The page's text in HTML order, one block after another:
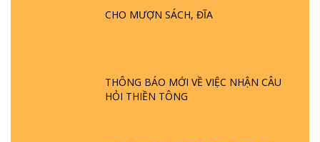
CHO MƯỢN SÁCH, ĐĨA
THÔNG BÁO MỚI VỀ VIỆC NHẬN CÂU
HỎI THIỀN TÔNG
GIẢI ĐÁP ĐẶC BIỆT P24 - TÁNH PHẬT
GIẢI ĐÁP ĐẶC BIỆT P23 - THIÊN ĐÀNG Ở
ĐÂU? ĐỊA NGỤC Ở ĐÂU? ĐỨC CHÚA TRỜI